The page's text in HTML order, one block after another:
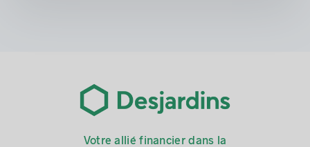
Votre allié financier dans la